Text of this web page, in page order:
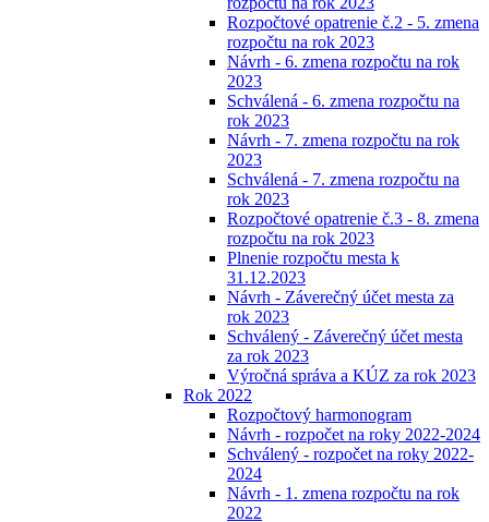
Rozpočtové opatrenie č.2 - 5. zmena
rozpočtu na rok 2023
Návrh - 6. zmena rozpočtu na rok
2023
Schválená - 6. zmena rozpočtu na
rok 2023
Návrh - 7. zmena rozpočtu na rok
2023
Schválená - 7. zmena rozpočtu na
rok 2023
Rozpočtové opatrenie č.3 - 8. zmena
rozpočtu na rok 2023
Plnenie rozpočtu mesta k
31.12.2023
Návrh - Záverečný účet mesta za
rok 2023
Schválený - Záverečný účet mesta
za rok 2023
Výročná správa a KÚZ za rok 2023
Rok 2022
Rozpočtový harmonogram
Návrh - rozpočet na roky 2022-2024
Schválený - rozpočet na roky 2022-
2024
Návrh - 1. zmena rozpočtu na rok
2022